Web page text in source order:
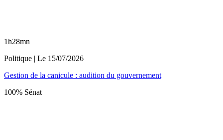
1h28mn
Politique | Le 15/07/2026
Gestion de la canicule : audition du gouvernement
100% Sénat